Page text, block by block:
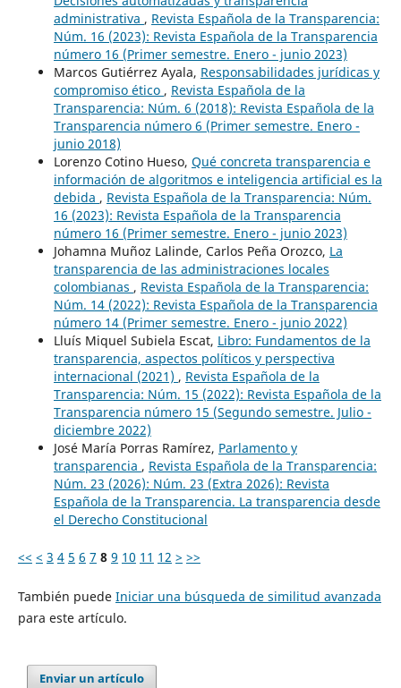
administrativa , Revista Española de la Transparencia:
Núm. 16 (2023): Revista Española de la Transparencia
número 16 (Primer semestre. Enero - junio 2023)
Marcos Gutiérrez Ayala, Responsabilidades jurídicas y
compromiso ético , Revista Española de la
Transparencia: Núm. 6 (2018): Revista Española de la
Transparencia número 6 (Primer semestre. Enero -
junio 2018)
Lorenzo Cotino Hueso, Qué concreta transparencia e
información de algoritmos e inteligencia artificial es la
debida , Revista Española de la Transparencia: Núm.
16 (2023): Revista Española de la Transparencia
número 16 (Primer semestre. Enero - junio 2023)
Johamna Muñoz Lalinde, Carlos Peña Orozco, La
transparencia de las administraciones locales
colombianas , Revista Española de la Transparencia:
Núm. 14 (2022): Revista Española de la Transparencia
número 14 (Primer semestre. Enero - junio 2022)
Lluís Miquel Subiela Escat, Libro: Fundamentos de la
transparencia, aspectos políticos y perspectiva
internacional (2021) , Revista Española de la
Transparencia: Núm. 15 (2022): Revista Española de la
Transparencia número 15 (Segundo semestre. Julio -
diciembre 2022)
José María Porras Ramírez, Parlamento y
transparencia , Revista Española de la Transparencia:
Núm. 23 (2026): Núm. 23 (Extra 2026): Revista
Española de la Transparencia. La transparencia desde
el Derecho Constitucional
<< < 3 4 5 6 7 8 9 10 11 12 > >>
También puede Iniciar una búsqueda de similitud avanzada
para este artículo.
Enviar un artículo